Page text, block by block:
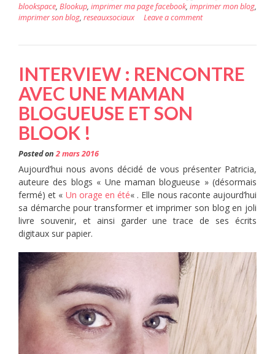
blookspace, Blookup, imprimer ma page facebook, imprimer mon blog,
imprimer son blog, reseauxsociaux Leave a comment
INTERVIEW : RENCONTRE
AVEC UNE MAMAN
BLOGUEUSE ET SON
BLOOK !
Posted on2 mars 2016
Aujourd’hui nous avons décidé de vous présenter Patricia,
auteure des blogs « Une maman blogueuse » (désormais
fermé) et « Un orage en été« . Elle nous raconte aujourd’hui
sa démarche pour transformer et imprimer son blog en joli
livre souvenir, et ainsi garder une trace de ses écrits
digitaux sur papier.